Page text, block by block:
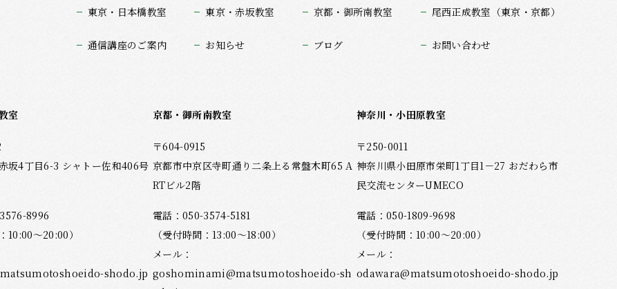
東京・日本橋教室 東京・赤坂教室 京都・御所南教室 尾西正成教室（東京・京都）
通信講座のご案内 お知らせ ブログ お問い合わせ
室
坂4丁目6-3 シャトー佐和406号
8996
10:00～20:00）
shodo.jp
京都・御所南教室
〒604-0915
京都市中京区寺町通り二条上る常盤木町65 A
RTビル2階
電話：050-3574-5181
（受付時間：13:00～18:00）
メール：
goshominami@matsumotoshoeido-sh
神奈川・小田原教室
〒250-0011
神奈川県小田原市栄町1丁目1－27 おだわら市
民交流センターUMECO
電話：050-1809-9698
（受付時間：10:00～20:00）
メール：
odawara@matsumotoshoeido-shodo.jp